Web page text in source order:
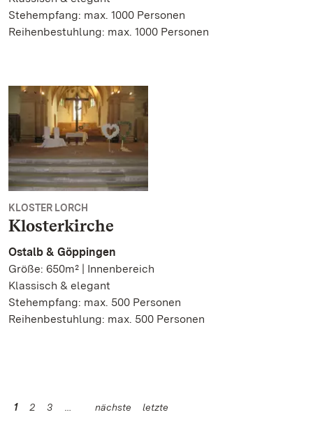
Stehempfang: max. 1000 Personen
Reihenbestuhlung: max. 1000 Personen
KLOSTER LORCH
Klosterkirche
Ostalb & Göppingen
Größe: 650m² | Innenbereich
Klassisch & elegant
Stehempfang: max. 500 Personen
Reihenbestuhlung: max. 500 Personen
1 2 3 nächste letzte